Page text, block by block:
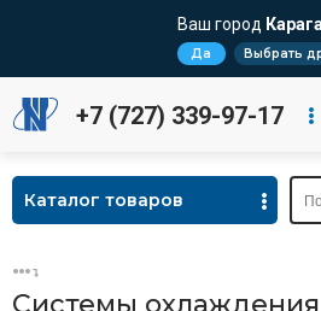
Ваш город
Да Выбрать
+7 (727) 339-97-17
Каталог товаров
Системы охлаждения